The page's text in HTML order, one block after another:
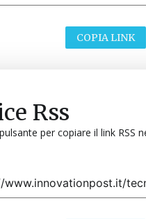
COPIA LINK
Rss
per copiare il link RSS